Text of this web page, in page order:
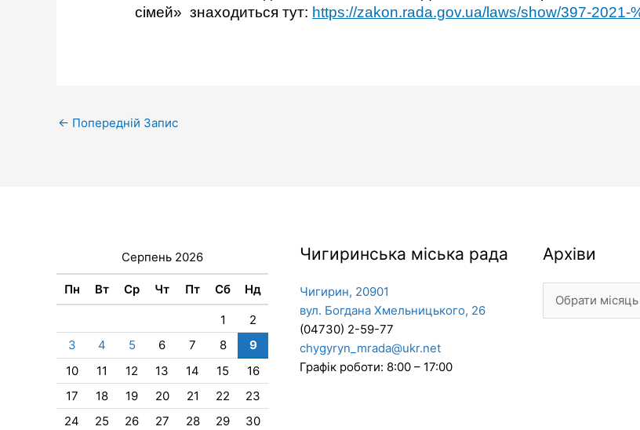
сімей» знаходиться тут: https://zakon.rada.gov.ua/laws/show/397-2021-
← Попередній Запис
Серпень 2026
Пн Вт Ср Чт Пт Сб Нд
1
2
3
4 5 6 7 8
9
10
11 12 13 14 15
16
17
18 19 20 21 22
23
24
25 26 27 28 29
30
Чигиринська міська рада
Чигирин, 20901
вул. Богдана Хмельницького, 26
(04730) 2-59-77
chygyryn_mrada@ukr.net
Графік роботи: 8:00 – 17:00
Архіви
Архіви